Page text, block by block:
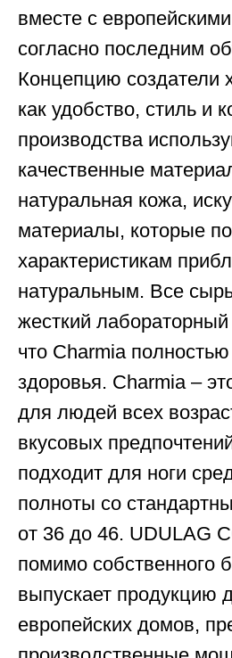
вместе с
согласно последним
Концепцию создатели
как удобство, стиль и
производства
качественные
натуральная кожа,
материалы, которые по
характеристикам
натуральным. Все
жесткий лабораторный
что Charmia
здоровья. Charmia –
для людей всех
вкусовых
подходит для ноги
полноты со
от 36 до 46. UDULAG
помимо собственного
выпускает продукцию
европейских домов,